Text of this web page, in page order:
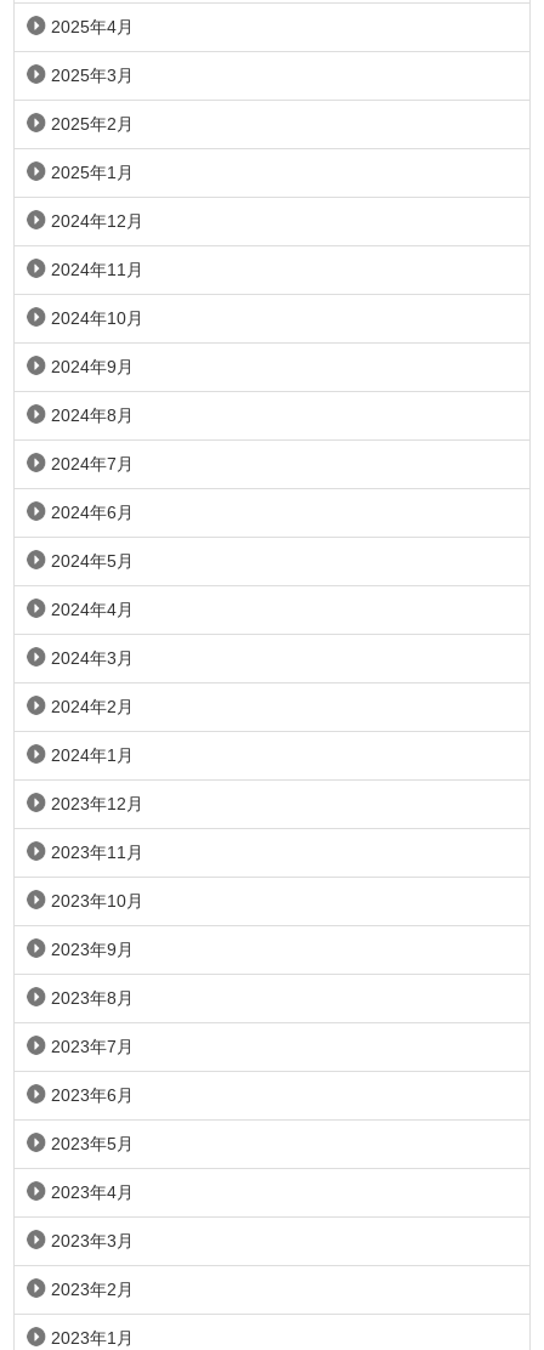
2025年4月
2025年3月
2025年2月
2025年1月
2024年12月
2024年11月
2024年10月
2024年9月
2024年8月
2024年7月
2024年6月
2024年5月
2024年4月
2024年3月
2024年2月
2024年1月
2023年12月
2023年11月
2023年10月
2023年9月
2023年8月
2023年7月
2023年6月
2023年5月
2023年4月
2023年3月
2023年2月
2023年1月